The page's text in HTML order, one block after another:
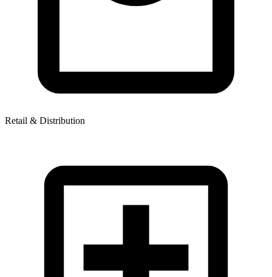
Retail & Distribution